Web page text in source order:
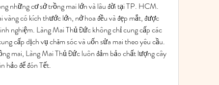
những cơ sở trồng mai lớn và lâu đời tại TP. HCM.
vàng có kích thước lớn, nở hoa đều và đẹp mắt, được
nghiệm. Làng Mai Thủ Đức không chỉ cung cấp các
cấp dịch vụ chăm sóc và uốn sửa mai theo yêu cầu.
mai, Làng Mai Thủ Đức luôn đảm bảo chất lượng cây
hảo để đón Tết.